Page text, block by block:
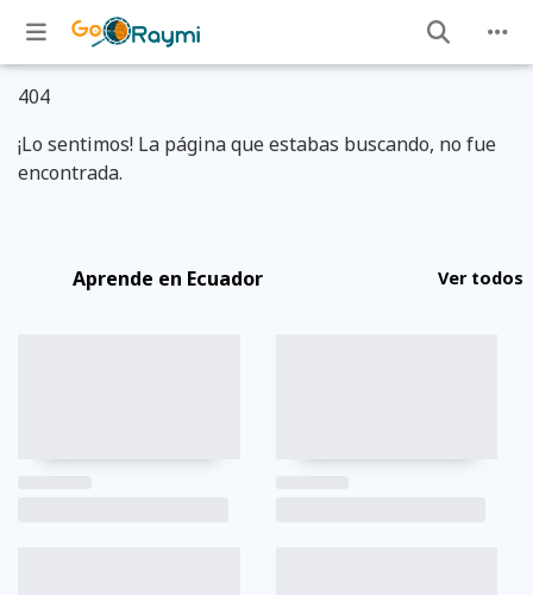
404
¡Lo sentimos! La página que estabas buscando, no fue
encontrada.
Aprende en Ecuador Ver todos